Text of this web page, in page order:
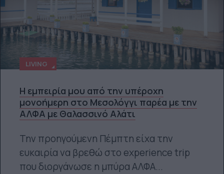
LIVING
Η εμπειρία μου από την υπέροχη
μονοήμερη στο Μεσολόγγι παρέα με την
ΑΛΦΑ με Θαλασσινό Αλάτι
Την προηγούμενη Πέμπτη είχα την
ευκαιρία να βρεθώ στο experience trip
που διοργάνωσε η μπύρα ΑΛΦΑ...